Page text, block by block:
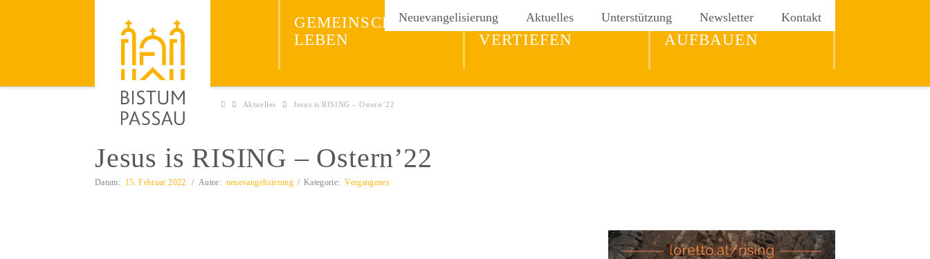
Neuevangelisierung Aktuelles Unterstützung Newsletter Kontakt
Neuevangelisierung
JESUS
ENTDECKEN
GEMEINSCHAFT
LEBEN
GLAUBEN
VERTIEFEN
REICH GOTTES
AUFBAUEN
Aktuelles Jesus is RISING – Ostern’22
Jesus is RISING – Ostern’22
Datum: 15. Februar 2022 Autor: neuevangelisierung Kategorie:Vergangenes